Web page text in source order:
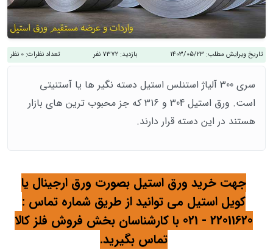
1403/05/23 بازدید:7372 نفر تعداد نظرات:
سری 300 آلیاژ استنلس استیل دسته نگیر ها یا آستنیتی
است. ورق استیل 304 و 316 که جز محبوب ترین های بازار
دسته قرار دارند.
ورق استیل بصورت ورق ارجینال یا
می توانید از طریق شماره تماس :
22011620 - 021 با کارشناسان بخش فروش فلز کالا
تماس بگیرید.